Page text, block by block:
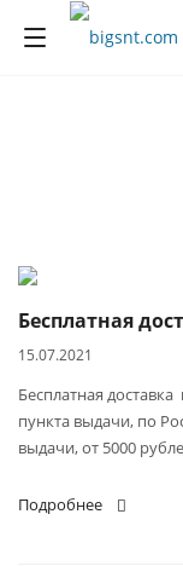
Бесплатная
15.07.2021
Бесплатная
пункта выдачи, по
выдачи, от 5000
Подробнее